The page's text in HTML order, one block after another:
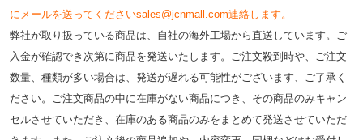
にメールを送ってくださいsales@jcnmall.com連絡します。
弊社が取り扱っている商品は、自社の海外工場から直送しています。ご
入金が確認でき次第に商品を発送いたします。ご注文殺到時や、ご注文
数量、種類が多い場合は、発送が遅れる可能性がございます、ご了承く
ださい。ご注文商品の中に在庫がない商品につき、その商品のみキャン
セルさせていただき、在庫のある商品のみをまとめて発送させていただ